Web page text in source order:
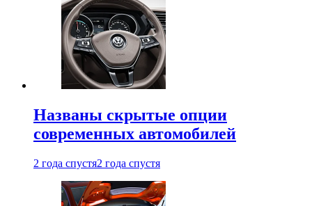
Названы скрытые опции
современных автомобилей
2 года спустя2 года спустя